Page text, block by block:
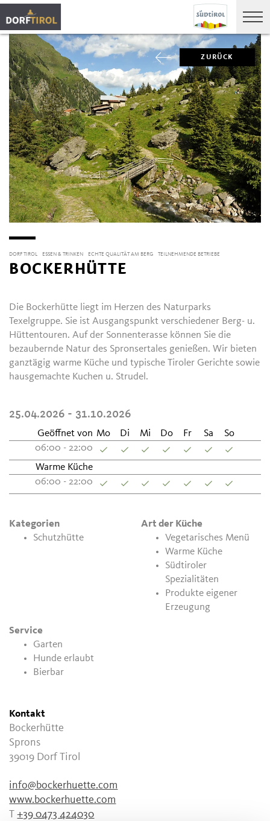
ZURÜCK
DORF TIROL ESSEN & TRINKEN ECHTE QUALITÄT AM BERG TEILNEHMENDE BETRIEBE
BOCKERHÜTTE
Die Bockerhütte liegt im Herzen des Naturparks
Texelgruppe. Sie ist Ausgangspunkt verschiedener Berg- u.
Hüttentouren. Auf der Sonnenterasse können Sie die
bezaubernde Natur des Spronsertales genießen. Wir bieten
ganztägig warme Küche und typische Tiroler Gerichte sowie
hausgemachte Kuchen u. Strudel.
25.04.2026 - 31.10.2026
Geöffnet von Mo Di Mi Do Fr Sa
So
06:00 - 22:00
Warme Küche
06:00 - 22:00
Kategorien
Schutzhütte
Art der Küche
Vegetarisches Menü
Warme Küche
Südtiroler
Spezialitäten
Produkte eigener
Erzeugung
Service
Garten
Hunde erlaubt
Bierbar
Kontakt
Bockerhütte
Sprons
39019 Dorf Tirol
info@bockerhuette.com
www.bockerhuette.com
T+39 0473 424030